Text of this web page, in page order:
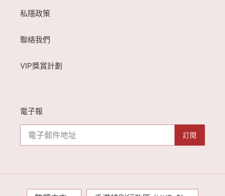
私隱政策
聯絡我們
VIP獎賞計劃
電子報
訂閱